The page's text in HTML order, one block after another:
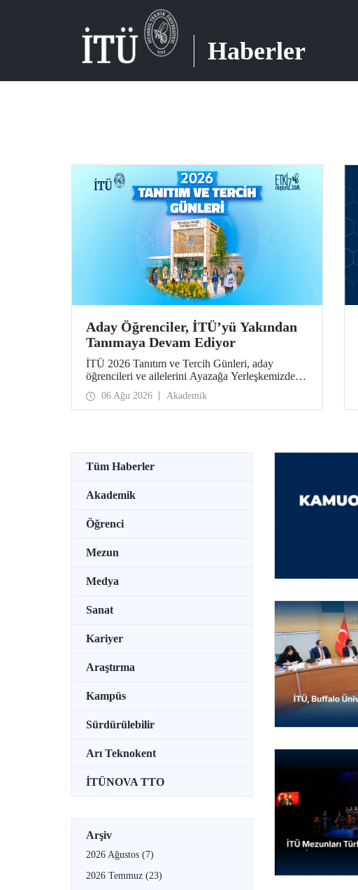
Haberler
Aday Öğrenciler, İTÜ’yü Yakından
Tanımaya Devam Ediyor
İTÜ 2026 Tanıtım ve Tercih Günleri, aday
öğrencileri ve ailelerini Ayazağa Yerleşkemizde
ağırlamaya devam ediyor. Tanıtım ve Tercih
Günleri 7 Ağustos’ta tamamlanacak, ilgili fakülte
ve birimler adaylara bilgi vermeye devam edecek.
06 Ağu 2026 Akademik
Tüm Haberler
Akademik
Öğrenci
Mezun
Medya
Sanat
Kariyer
Araştırma
Kampüs
Sürdürülebilir
Arı Teknokent
İTÜNOVA TTO
Arşiv
2026 Ağustos (7)
2026 Temmuz (23)